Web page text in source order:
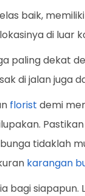
baik,
di luar
paling dekat
di jalan juga
florist demi
tidaklah
karangan
bagi